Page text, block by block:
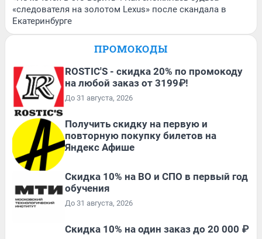
«следователя на золотом Lexus» после скандала в
Екатеринбурге
ПРОМОКОДЫ
ROSTIC'S - скидка 20% по промокоду
на любой заказ от 3199₽!
До 31 августа, 2026
Получить скидку на первую и
повторную покупку билетов на
Яндекс Афише
Скидка 10% на ВО и СПО в первый год
обучения
До 31 августа, 2026
Скидка 10% на один заказ до 20 000 ₽